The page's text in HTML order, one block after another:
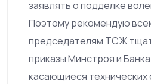
заявлять о подделке
Поэтому рекомендую
председателям ТСЖ
приказы Минстроя и
касающиеся